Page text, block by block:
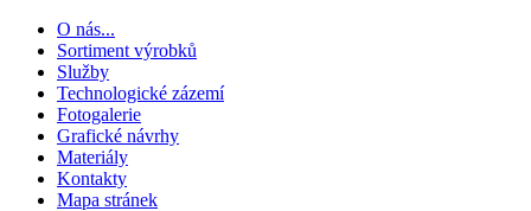
O nás...
Sortiment výrobků
Služby
Technologické zázemí
Fotogalerie
Grafické návrhy
Materiály
Kontakty
Mapa stránek